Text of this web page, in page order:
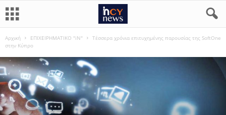
Αρχική ΕΠΙΧΕΙΡΗΜΑΤΙΚΟ "iN"
Τέσσερα χρόνια επιτυχημένης παρουσίας της SoftOne
στην Κύπρο